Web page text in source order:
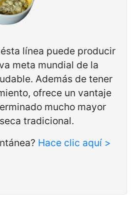
línea puede producir
meta mundial de la
Además de tener
ofrece un vantaje
mucho mayor
tradicional.
Hace clic aquí >